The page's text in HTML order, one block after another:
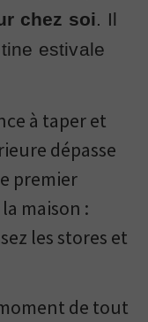
chez soi. Il
estivale
à taper et
dépasse
premier
maison :
les stores et
de tout